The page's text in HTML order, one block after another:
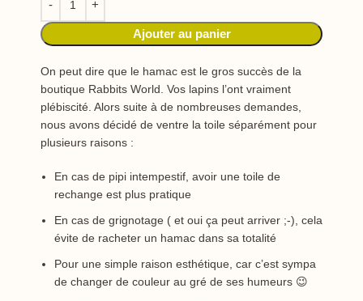
Ajouter au panier
On peut dire que le hamac est le gros succès de la
boutique Rabbits World. Vos lapins l’ont vraiment
plébiscité. Alors suite à de nombreuses demandes,
nous avons décidé de ventre la toile séparément pour
plusieurs raisons :
En cas de pipi intempestif, avoir une toile de
rechange est plus pratique
En cas de grignotage ( et oui ça peut arriver ;-), cela
évite de racheter un hamac dans sa totalité
Pour une simple raison esthétique, car c’est sympa
de changer de couleur au gré de ses humeurs 😉